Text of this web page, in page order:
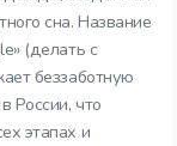
сна. Название
(делать с
беззаботную
России, что
этапах и